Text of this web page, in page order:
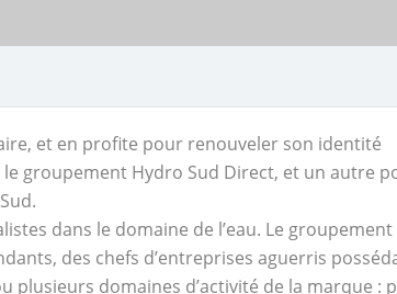
et en profite pour renouveler son identité
groupement Hydro Sud Direct, et un autre
dans le domaine de l’eau. Le groupement
des chefs d’entreprises aguerris
plusieurs domaines d’activité de la marque :